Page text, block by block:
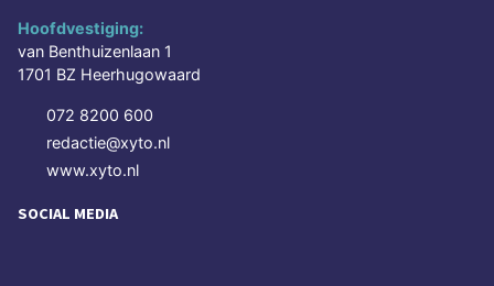
Hoofdvestiging:
van Benthuizenlaan 1
1701 BZ Heerhugowaard
072 8200 600
redactie@xyto.nl
www.xyto.nl
SOCIAL MEDIA